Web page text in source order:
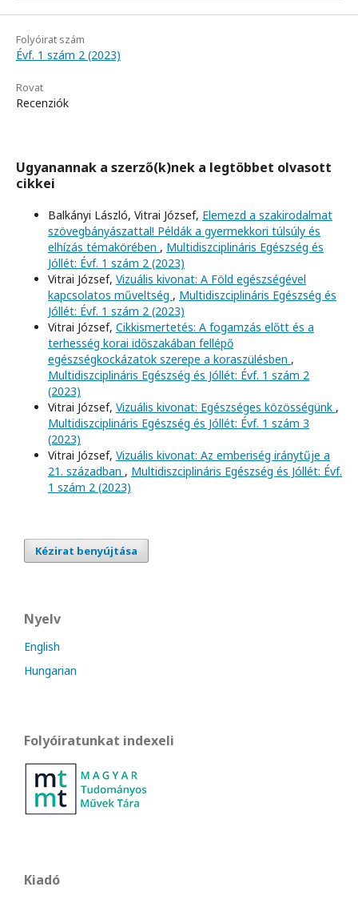
Folyóirat szám
Évf. 1 szám 2 (2023)
Rovat
Recenziók
Ugyanannak a szerző(k)nek a legtöbbet olvasott
cikkei
Balkányi László, Vitrai József, Elemezd a szakirodalmat
szövegbányászattal! Példák a gyermekkori túlsúly és
elhízás témakörében , Multidiszciplináris Egészség és
Jóllét: Évf. 1 szám 2 (2023)
Vitrai József, Vizuális kivonat: A Föld egészségével
kapcsolatos műveltség , Multidiszciplináris Egészség és
Jóllét: Évf. 1 szám 2 (2023)
Vitrai József, Cikkismertetés: A fogamzás előtt és a
terhesség korai időszakában fellépő
egészségkockázatok szerepe a koraszülésben ,
Multidiszciplináris Egészség és Jóllét: Évf. 1 szám 2
(2023)
Vitrai József, Vizuális kivonat: Egészséges közösségünk ,
Multidiszciplináris Egészség és Jóllét: Évf. 1 szám 3
(2023)
Vitrai József, Vizuális kivonat: Az emberiség iránytűje a
21. században , Multidiszciplináris Egészség és Jóllét: Évf.
1 szám 2 (2023)
Kézirat benyújtása
Nyelv
English
Hungarian
Folyóiratunkat indexeli
Kiadó